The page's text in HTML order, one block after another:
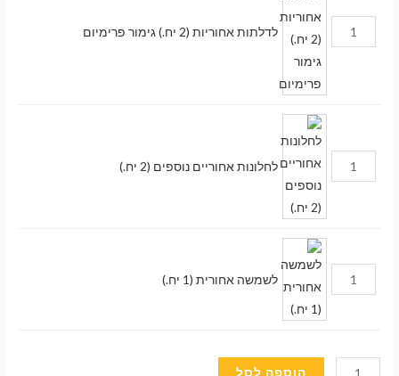
לדלתות אחוריות (2 יח.) גימור פרימיום
לחלונות אחוריים נוספים (2 יח.)
לשמשה אחורית (1 יח.)
כמות הוספה לסל